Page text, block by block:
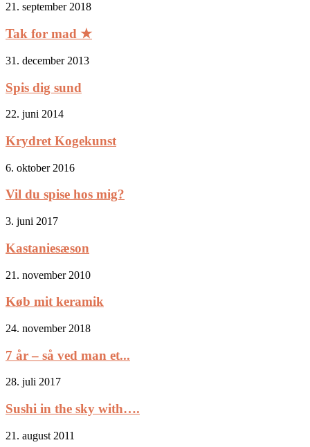
21. september 2018
Tak for mad ★
31. december 2013
Spis dig sund
22. juni 2014
Krydret Kogekunst
6. oktober 2016
Vil du spise hos mig?
3. juni 2017
Kastaniesæson
21. november 2010
Køb mit keramik
24. november 2018
7 år – så ved man et...
28. juli 2017
Sushi in the sky with….
21. august 2011